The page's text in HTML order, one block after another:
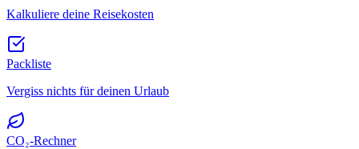
Kalkuliere deine Reisekosten
Packliste
Vergiss nichts für deinen Urlaub
CO₂-Rechner